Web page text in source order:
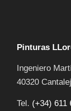
Pinturas
Ingeniero
40320
Tel. (+34) 611